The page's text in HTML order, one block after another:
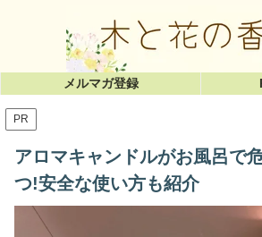
メルマガ登録
PR
アロマキャンドルがお風呂で
つ!安全な使い方も紹介